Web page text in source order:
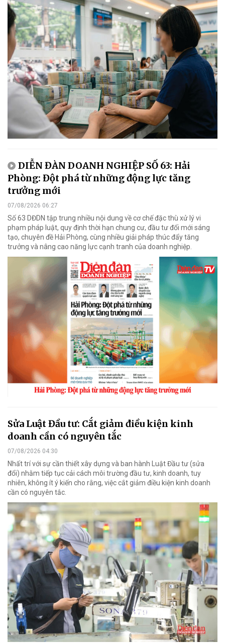
DIỄN ĐÀN DOANH NGHIỆP SỐ 63: Hải
Phòng: Đột phá từ những động lực tăng
trưởng mới
07/08/2026 06:27
Số 63 DĐDN tập trung nhiều nội dung về cơ chế đặc thù xử lý vi
phạm pháp luật, quy định thời hạn chung cư, đầu tư đổi mới sáng
tạo, chuyên đề Hải Phòng, cùng nhiều giải pháp thúc đẩy tăng
trưởng và nâng cao năng lực cạnh tranh của doanh nghiệp.
Sửa Luật Đầu tư: Cắt giảm điều kiện kinh
doanh cần có nguyên tắc
07/08/2026 04:30
Nhất trí với sự cần thiết xây dựng và ban hành Luật Đầu tư (sửa
đổi) nhằm tiếp tục cải cách môi trường đầu tư, kinh doanh, tuy
nhiên, không ít ý kiến cho rằng, việc cắt giảm điều kiện kinh doanh
cần có nguyên tắc.